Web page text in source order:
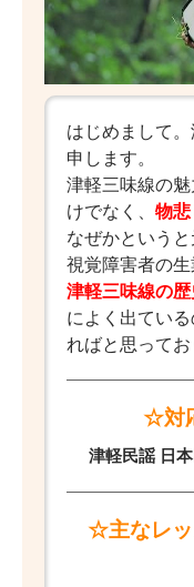
はじめまして
申します。
津軽三味線の
けでなく、 物
なぜかという
視覚障害者の生
津軽三味線の
によく出てい
ればと思ってお
☆対
津軽民謡 日
☆主なレッ